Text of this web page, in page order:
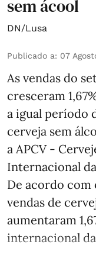
sem ácool
DN/Lusa
Publicado a: 07
As vendas do
cresceram
a igual período
cerveja sem
a APCV -
Internacional
De acordo com
vendas de
aumentaram
internacional